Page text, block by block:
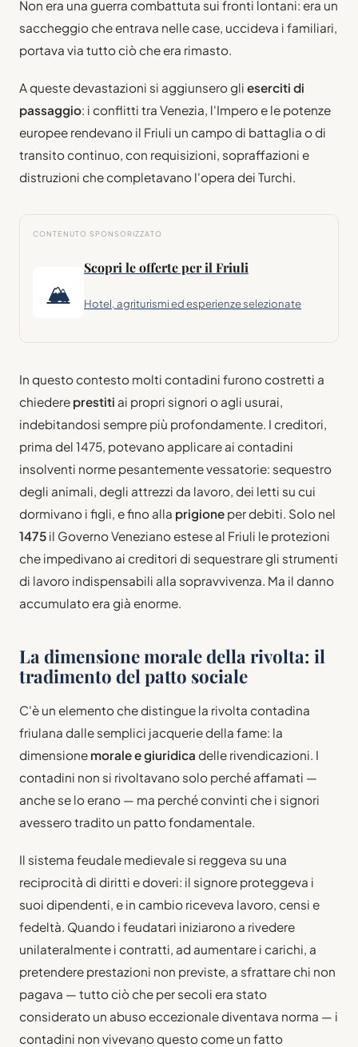
Non era una guerra combattuta sui fronti lontani: era un
saccheggio che entrava nelle case, uccideva i familiari,
portava via tutto ciò che era rimasto.
A queste devastazioni si aggiunsero gli eserciti di
passaggio: i conflitti tra Venezia, l'Impero e le potenze
europee rendevano il Friuli un campo di battaglia o di
transito continuo, con requisizioni, sopraffazioni e
distruzioni che completavano l'opera dei Turchi.
CONTENUTO SPONSORIZZATO
🏔
Scopri le offerte per il Friuli
Hotel, agriturismi ed esperienze selezionate
In questo contesto molti contadini furono costretti a
chiedere prestiti ai propri signori o agli usurai,
indebitandosi sempre più profondamente. I creditori,
prima del 1475, potevano applicare ai contadini
insolventi norme pesantemente vessatorie: sequestro
degli animali, degli attrezzi da lavoro, dei letti su cui
dormivano i figli, e fino alla prigione per debiti. Solo nel
1475 il Governo Veneziano estese al Friuli le protezioni
che impedivano ai creditori di sequestrare gli strumenti
di lavoro indispensabili alla sopravvivenza. Ma il danno
accumulato era già enorme.
La dimensione morale della rivolta: il
tradimento del patto sociale
C'è un elemento che distingue la rivolta contadina
friulana dalle semplici jacquerie della fame: la
dimensione morale e giuridica delle rivendicazioni. I
contadini non si rivoltavano solo perché affamati —
anche se lo erano — ma perché convinti che i signori
avessero tradito un patto fondamentale.
Il sistema feudale medievale si reggeva su una
reciprocità di diritti e doveri: il signore proteggeva i
suoi dipendenti, e in cambio riceveva lavoro, censi e
fedeltà. Quando i feudatari iniziarono a rivedere
unilateralmente i contratti, ad aumentare i carichi, a
pretendere prestazioni non previste, a sfrattare chi non
pagava — tutto ciò che per secoli era stato
considerato un abuso eccezionale diventava norma — i
contadini non vivevano questo come un fatto